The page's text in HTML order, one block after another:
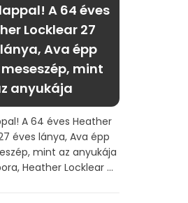
A 64 éves
Locklear 27
Ava épp
mint
anyukája
A 64 éves Heather
éves lánya, Ava épp
mint az anyukája
Heather Locklear ...